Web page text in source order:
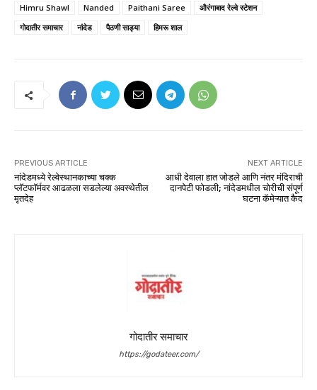
Himru Shawl
Nanded Paithani Saree
औरंगाबाद रेल्वे स्टेशन
गोदातीर समाचार
नांदेड पैठणी साड्या हिमरू शाल
PREVIOUS ARTICLE
नांदेडमध्ये रेल्वेस्थानकाच्या चक्क
प्लॅटफॉर्मवर आढळला सडलेल्या अवस्थेतील
मृतदेह
NEXT ARTICLE
आधी देवाला हात जोडले आणि नंतर मंदिराची
दानपेटी फोडली; नांदेडमधील चोरीची संपूर्ण
घटना कॅमेऱ्यात कैद
गोदातीर समाचार
https://godateer.com/